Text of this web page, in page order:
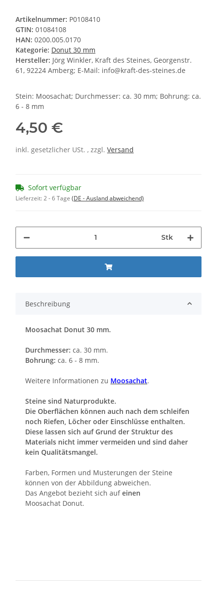
Artikelnummer: P0108410
GTIN: 01084108
HAN: 0200.005.0170
Kategorie: Donut 30 mm
Hersteller: Jörg Winkler, Kraft des Steines, Georgenstr.
61, 92224 Amberg; E-Mail: info@kraft-des-steines.de
Stein: Moosachat; Durchmesser: ca. 30 mm; Bohrung: ca.
6 - 8 mm
4,50 €
inkl. gesetzlicher USt. , zzgl. Versand
Sofort verfügbar
Lieferzeit:2 - 6 Tage (DE - Ausland abweichend)
Stk
Beschreibung
Moosachat Donut 30 mm.
Durchmesser: ca. 30 mm.
Bohrung: ca. 6 - 8 mm.
Weitere Informationen zu Moosachat.
Steine sind Naturprodukte.
Die Oberflächen können auch nach dem schleifen
noch Riefen, Löcher oder Einschlüsse enthalten.
Diese lassen sich auf Grund der Struktur des
Materials nicht immer vermeiden und sind daher
kein Qualitätsmangel.
Farben, Formen und Musterungen der Steine
können von der Abbildung abweichen.
Das Angebot bezieht sich aufeinen
Moosachat Donut.